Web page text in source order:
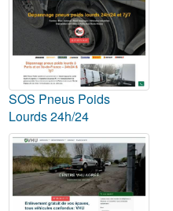
SOS Pneus Poids
Lourds 24h/24